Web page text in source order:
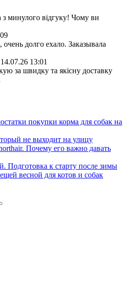
минулого відгуку! Чому ви
долго ехало. Заказывала
14.07.26 13:01
за швидку та якісну доставку
покупки корма для собак на
не выходит на улицу
Почему его важно давать
Подготовка к старту после зимы
весной для котов и собак